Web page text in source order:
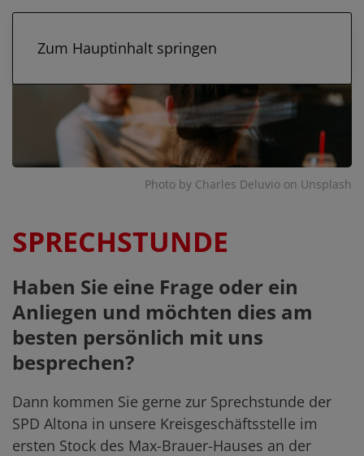
Zum Hauptinhalt springen
Photo by Charles Deluvio on Unsplash
SPRECHSTUNDE
Haben Sie eine Frage oder ein
Anliegen und möchten dies am
besten persönlich mit uns
besprechen?
Dann kommen Sie gerne zur Sprechstunde der
SPD Altona in unsere Kreisgeschäftsstelle im
ersten Stock des Max-Brauer-Hauses an der